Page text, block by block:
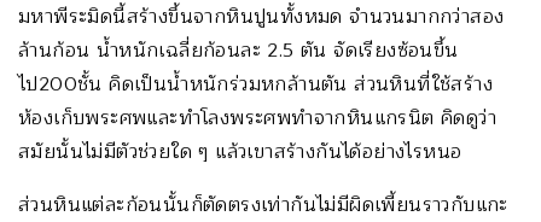
มหาพีระมิดนี้สร้างขึ้นจากหินปูนทั้งหมด จำนวนมากกว่าสอง
ล้านก้อน น้ำหนักเฉลี่ยก้อนละ 2.5 ตัน จัดเรียงซ้อนขึ้น
ไป200ชั้น คิดเป็นน้ำหนักร่วมหกล้านตัน ส่วนหินที่ใช้สร้าง
ห้องเก็บพระศพและทำโลงพระศพทำจากหินแกรนิต คิดดูว่า
สมัยนั้นไม่มีตัวช่วยใด ๆ แล้วเขาสร้างกันได้อย่างไรหนอ
ส่วนหินแต่ละก้อนนั้นก็ตัดตรงเท่ากันไม่มีผิดเพี้ยนราวกับแกะ